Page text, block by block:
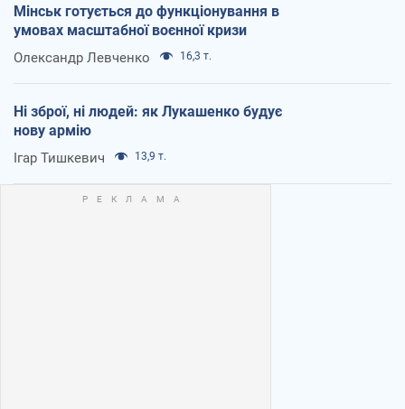
Мінськ готується до функціонування в
умовах масштабної воєнної кризи
Олександр Левченко 16,3 т.
Ні зброї, ні людей: як Лукашенко будує
нову армію
Ігар Тишкевич 13,9 т.